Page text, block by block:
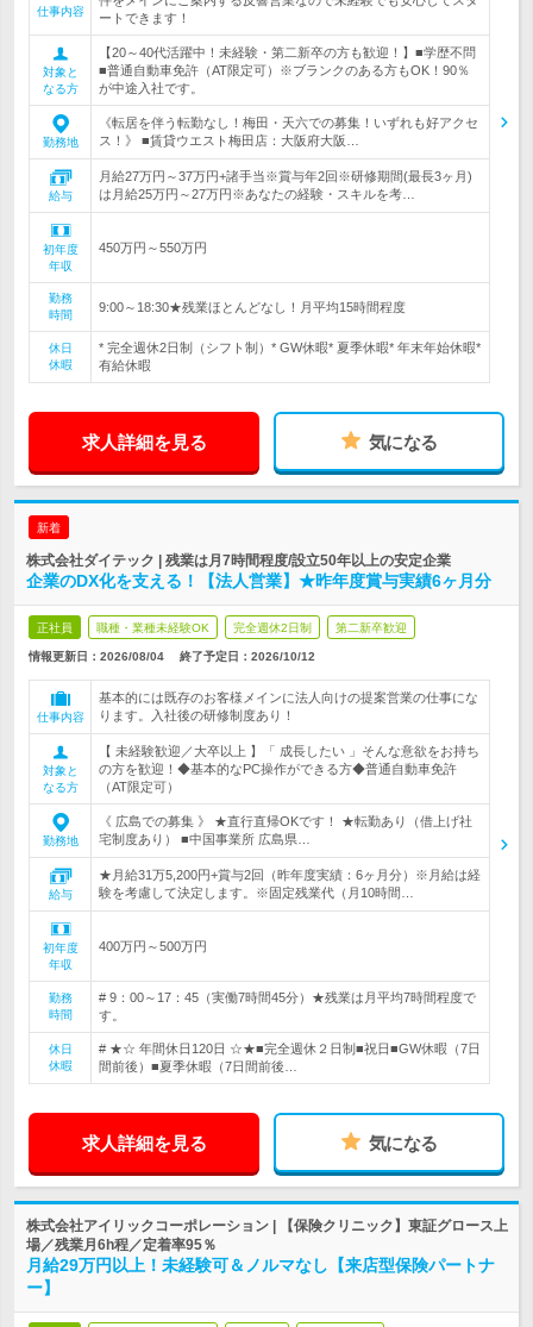
仕事内容
ートできます！
対象と
なる方
【20～40代活躍中！未経験・第二新卒の方も歓迎！】■学歴不問
■普通自動車免許（AT限定可）※ブランクのある方もOK！90％
が中途入社です。
勤務地
《転居を伴う転勤なし！梅田・天六での募集！いずれも好アクセ
ス！》 ■賃貸ウエスト梅田店：大阪府大阪…
給与
月給27万円～37万円+諸手当※賞与年2回※研修期間(最長3ヶ月)
は月給25万円～27万円※あなたの経験・スキルを考…
初年度
年収
450万円～550万円
勤務
時間
9:00～18:30★残業ほとんどなし！月平均15時間程度
休日
休暇
* 完全週休2日制（シフト制）* GW休暇* 夏季休暇* 年末年始休暇*
有給休暇
求人詳細を見る 気になる
新着
株式会社ダイテック | 残業は月7時間程度/設立50年以上の安定企業
企業のDX化を支える！【法人営業】★昨年度賞与実績6ヶ月分
正社員 職種・業種未経験OK 完全週休2日制 第二新卒歓迎
情報更新日：2026/08/04 終了予定日： 2026/10/12
仕事内容
基本的には既存のお客様メインに法人向けの提案営業の仕事にな
ります。入社後の研修制度あり！
対象と
なる方
【 未経験歓迎／大卒以上 】「 成長したい 」そんな意欲をお持ち
の方を歓迎！◆基本的なPC操作ができる方◆普通自動車免許
（AT限定可）
勤務地
《 広島での募集 》 ★直行直帰OKです！ ★転勤あり（借上げ社
宅制度あり） ■中国事業所 広島県…
給与
★月給31万5,200円+賞与2回（昨年度実績：6ヶ月分）※月給は経
験を考慮して決定します。※固定残業代（月10時間…
初年度
年収
400万円～500万円
勤務
時間
# 9：00～17：45（実働7時間45分）★残業は月平均7時間程度で
す。
休日
休暇
# ★☆ 年間休日120日 ☆★■完全週休２日制■祝日■GW休暇（7日
間前後）■夏季休暇（7日間前後…
求人詳細を見る 気になる
株式会社アイリックコーポレーション | 【保険クリニック】東証グロース上
場／残業月6h程／定着率95％
月給29万円以上！未経験可＆ノルマなし【来店型保険パートナ
ー】